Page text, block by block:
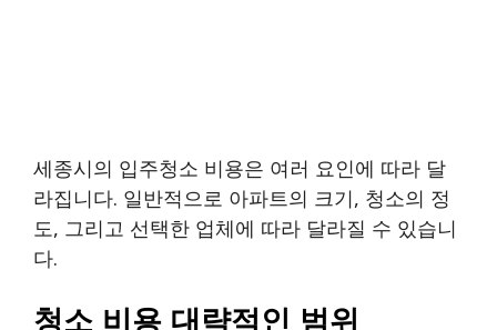
세종시의 입주청소 비용은 여러 요인에 따라 달
라집니다. 일반적으로 아파트의 크기, 청소의 정
도, 그리고 선택한 업체에 따라 달라질 수 있습니
다.
청소 비용 대략적인 범위